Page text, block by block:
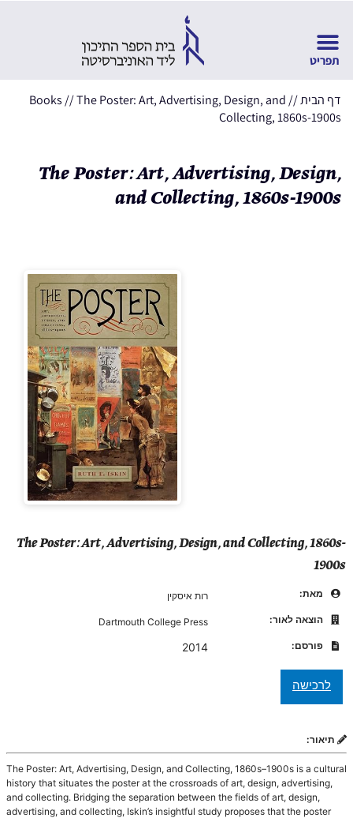
דף הבית//
Books //The Poster: Art, Advertising, Design, and
Collecting, 1860s-1900s
The Poster: Art, Advertising, Design,
and Collecting, 1860s-1900s
The Poster: Art, Advertising, Design, and Collecting, 1860s-
1900s
מאת:
רות איסקין
הוצאה לאור:
Dartmouth College Press
פורסם:
2014
תיאור:
The Poster: Art, Advertising, Design, and Collecting, 1860s–1900s is a cultural
history that situates the poster at the crossroads of art, design, advertising,
and collecting. Bridging the separation between the fields of art, design,
advertising, and collecting, Iskin’s insightful study proposes that the poster